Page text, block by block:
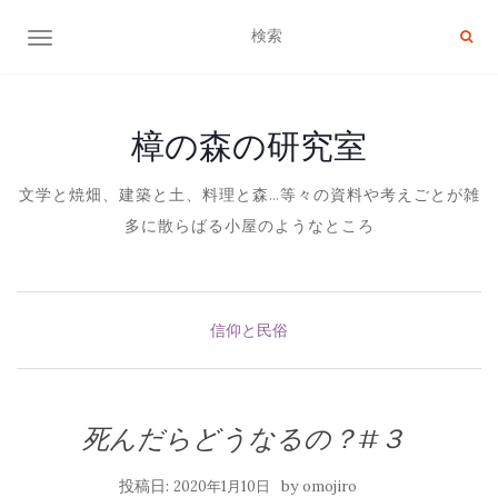
ナビゲーション切り替え
樟の森の研究室
文学と焼畑、建築と土、料理と森…等々の資料や考えごとが雑
多に散らばる小屋のようなところ
信仰と民俗
死んだらどうなるの？#３
投稿日: 2020年1月10日 byomojiro